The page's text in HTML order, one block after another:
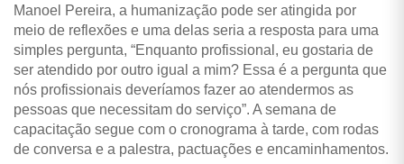
Manoel Pereira, a humanização pode ser atingida por
meio de reflexões e uma delas seria a resposta para uma
simples pergunta, “Enquanto profissional, eu gostaria de
ser atendido por outro igual a mim? Essa é a pergunta que
nós profissionais deveríamos fazer ao atendermos as
pessoas que necessitam do serviço”. A semana de
capacitação segue com o cronograma à tarde, com rodas
de conversa e a palestra, pactuações e encaminhamentos.